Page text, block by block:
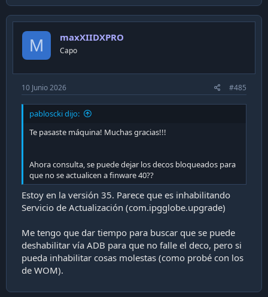
M maxXIIDXPRO
Capo
10 Junio 2026 #485
pabloscki dijo:
Te pasaste máquina! Muchas gracias!!!
Ahora consulta, se puede dejar los decos bloqueados para
que no se actualicen a finware 40??
Estoy en la versión 35. Parece que es inhabilitando
Servicio de Actualización (com.ipgglobe.upgrade)
Me tengo que dar tiempo para buscar que se puede
deshabilitar vía ADB para que no falle el deco, pero si
pueda inhabilitar cosas molestas (como probé con los
de WOM).